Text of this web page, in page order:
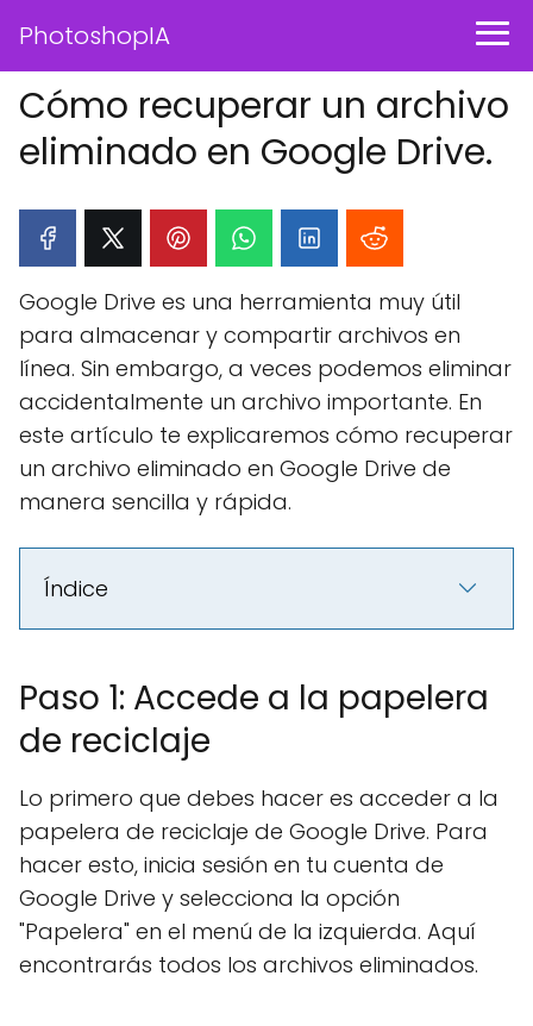
PhotoshopIA
Cómo recuperar un archivo
eliminado en Google Drive.
Google Drive es una herramienta muy útil
para almacenar y compartir archivos en
línea. Sin embargo, a veces podemos eliminar
accidentalmente un archivo importante. En
este artículo te explicaremos cómo recuperar
un archivo eliminado en Google Drive de
manera sencilla y rápida.
Índice
Paso 1: Accede a la papelera
de reciclaje
Lo primero que debes hacer es acceder a la
papelera de reciclaje de Google Drive. Para
hacer esto, inicia sesión en tu cuenta de
Google Drive y selecciona la opción
"Papelera" en el menú de la izquierda. Aquí
encontrarás todos los archivos eliminados.